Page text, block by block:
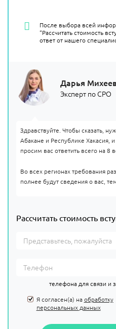
После выбора всей
“Рассчитать стоимость
ответ от нашего
Дарья
Эксперт по СРО
Здравствуйте. Чтобы сказать,
Абакане и Республике Хакасия,
просим вас ответить всего на 8
Во всех регионах требования
полнее будут сведения о вас,
Рассчитать стоимость
телефона для связи и
Я согласен(а) наобработку
персональных данных